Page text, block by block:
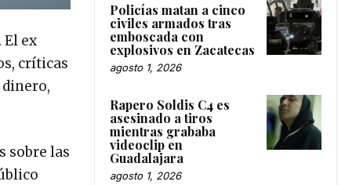
ex
críticas
sobre las
Policías matan a cinco
civiles armados tras
emboscada con
explosivos en Zacatecas
agosto 1, 2026
Rapero Soldis C4 es
asesinado a tiros
mientras grababa
videoclip en
Guadalajara
agosto 1, 2026